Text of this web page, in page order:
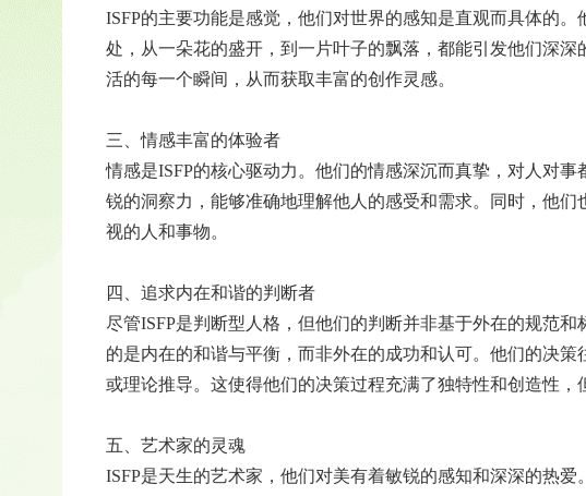
ISFP的主要功能是感觉，他们对世界的感知是直观而具体的
处，从一朵花的盛开，到一片叶子的飘落，都能引发他们深
活的每一个瞬间，从而获取丰富的创作灵感。
三、情感丰富的体验者
情感是ISFP的核心驱动力。他们的情感深沉而真挚，对人对
锐的洞察力，能够准确地理解他人的感受和需求。同时，他
视的人和事物。
四、追求内在和谐的判断者
尽管ISFP是判断型人格，但他们的判断并非基于外在的规范
的是内在的和谐与平衡，而非外在的成功和认可。他们的决
或理论推导。这使得他们的决策过程充满了独特性和创造性，
五、艺术家的灵魂
ISFP是天生的艺术家，他们对美有着敏锐的感知和深深的热